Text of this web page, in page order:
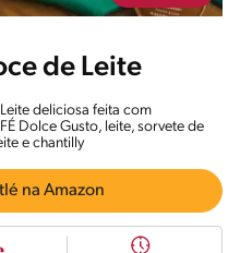
de Leite
deliciosa feita com
Dolce Gusto, leite, sorvete de
e chantilly
na Amazon